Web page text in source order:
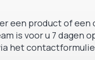
een product of een
is voor u 7 dagen
het